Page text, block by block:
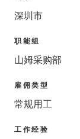
深圳市
职能组
山姆采购部
雇佣类型
常规用工
工作经验